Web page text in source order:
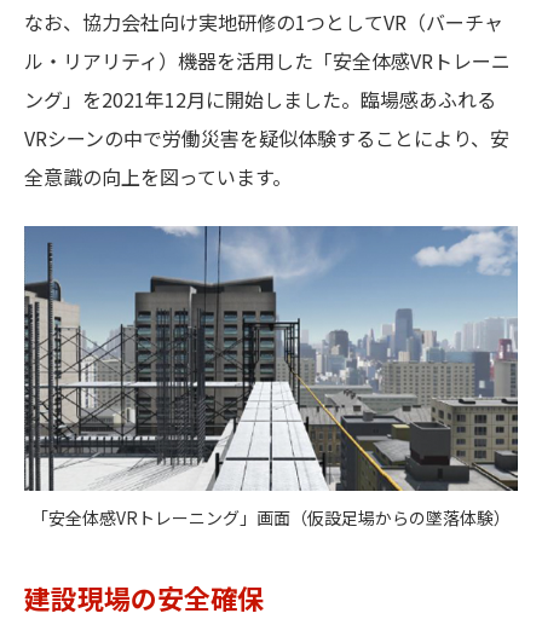
なお、協力会社向け実地研修の1つとしてVR（バーチャ
ル・リアリティ）機器を活用した「安全体感VRトレーニ
ング」を2021年12月に開始しました。臨場感あふれる
VRシーンの中で労働災害を疑似体験することにより、安
全意識の向上を図っています。
「安全体感VRトレーニング」画面（仮設足場からの墜落体験）
建設現場の安全確保